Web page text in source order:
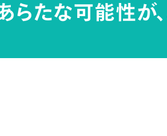
らたな可能性が、